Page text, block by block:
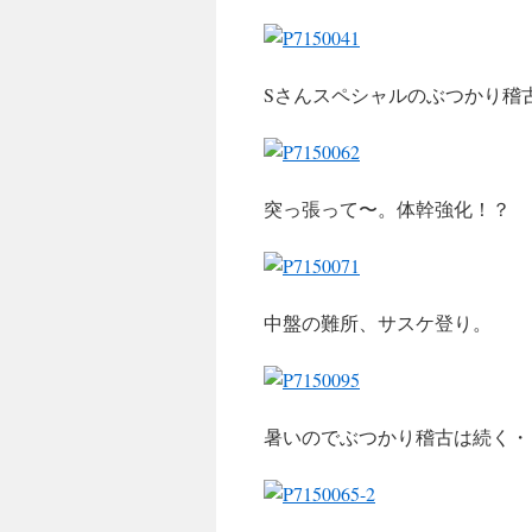
Sさんスペシャルのぶつかり稽
突っ張って〜。体幹強化！？
中盤の難所、サスケ登り。
暑いのでぶつかり稽古は続く・